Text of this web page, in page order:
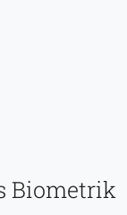
Biometrik